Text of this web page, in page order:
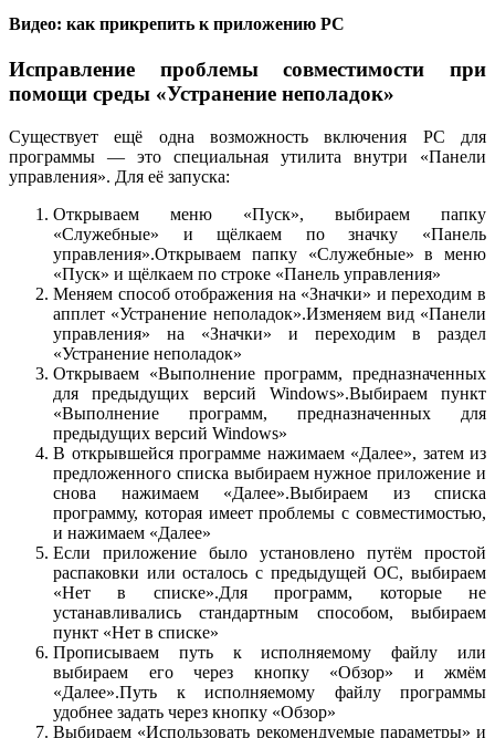
Видео: как прикрепить к приложению РС
Исправление проблемы совместимости при
помощи среды «Устранение неполадок»
Существует ещё одна возможность включения РС для
программы — это специальная утилита внутри «Панели
управления». Для её запуска:
Открываем меню «Пуск», выбираем папку
«Служебные» и щёлкаем по значку «Панель
управления».Открываем папку «Служебные» в меню
«Пуск» и щёлкаем по строке «Панель управления»
Меняем способ отображения на «Значки» и переходим в
апплет «Устранение неполадок».Изменяем вид «Панели
управления» на «Значки» и переходим в раздел
«Устранение неполадок»
Открываем «Выполнение программ, предназначенных
для предыдущих версий Windows».Выбираем пункт
«Выполнение программ, предназначенных для
предыдущих версий Windows»
В открывшейся программе нажимаем «Далее», затем из
предложенного списка выбираем нужное приложение и
снова нажимаем «Далее».Выбираем из списка
программу, которая имеет проблемы с совместимостью,
и нажимаем «Далее»
Если приложение было установлено путём простой
распаковки или осталось с предыдущей ОС, выбираем
«Нет в списке».Для программ, которые не
устанавливались стандартным способом, выбираем
пункт «Нет в списке»
Прописываем путь к исполняемому файлу или
выбираем его через кнопку «Обзор» и жмём
«Далее».Путь к исполняемому файлу программы
удобнее задать через кнопку «Обзор»
Выбираем «Использовать рекомендуемые параметры» и